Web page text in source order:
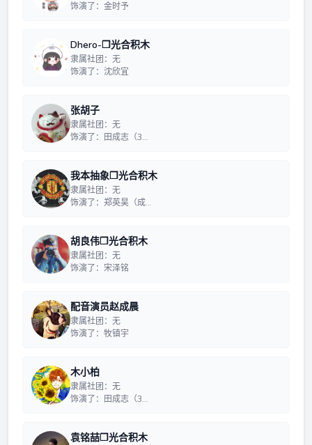
饰演了：金时予
Dhero-❒光合积木
隶属社团：无
饰演了：沈欣宜
张胡子
隶属社团：无
饰演了：田成志（3…
我本抽象❒光合积木
隶属社团：无
饰演了：郑英昊（成…
胡良伟❒光合积木
隶属社团：无
饰演了：宋泽铭
配音演员赵成晨
隶属社团：无
饰演了：牧镇宇
木小柏
隶属社团：无
饰演了：田成志（3…
袁铭喆❐光合积木